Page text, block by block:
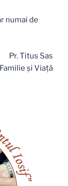
numai de
Pr. Titus Sas
şi Viaţă